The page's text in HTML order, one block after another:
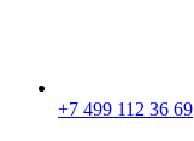
+7 499 112 36 69